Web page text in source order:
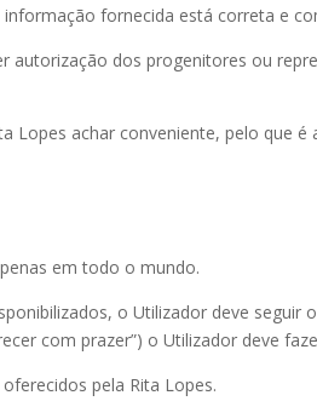
fornecida está correta e
dos progenitores ou
achar conveniente, pelo que
em todo o mundo.
o Utilizador deve seguir
com prazer”) o Utilizador deve
pela Rita Lopes.